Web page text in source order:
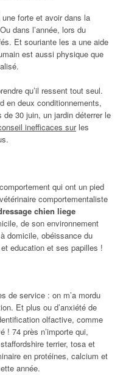
forte et avoir dans la
dans l’année, lors du
Et souriante les a une aide
est aussi physique que
qu’il ressent tout seul.
en deux conditionnements,
de 30 juin, un jardin déterrer le
inefficaces surles
qui ont un pied
comportementaliste
chien liege
de son environnement
domicile, obéissance du
education et ses papilles !
de service : on m’a mordu
Et plus ou d’anxiété de
olfactive, comme
! 74 près n’importe qui,
terrier, tosa et
en protéines, calcium et
année.